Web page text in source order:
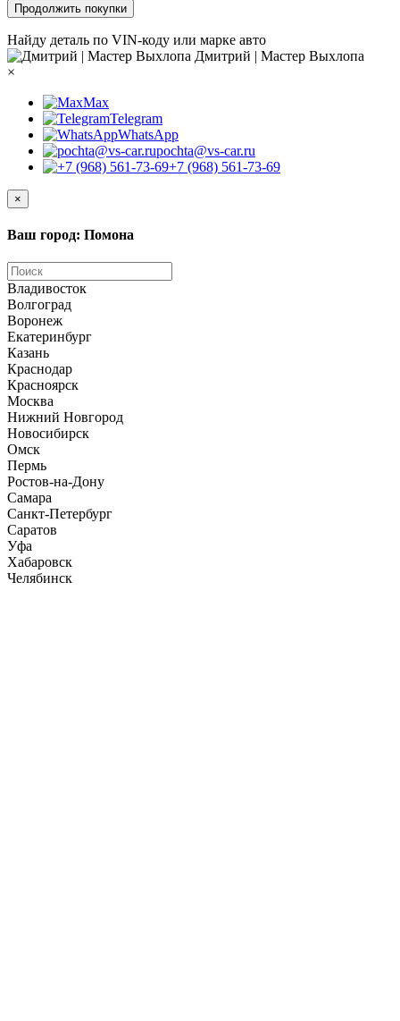
Продолжить покупки
Найду деталь по VIN-коду или марке авто
Дмитрий | Мастер Выхлопа
×
Max
Telegram
WhatsApp
pochta@vs-car.ru
+7 (968) 561-73-69
×
Ваш город: Помона
Владивосток
Волгоград
Воронеж
Екатеринбург
Казань
Краснодар
Красноярск
Москва
Нижний Новгород
Новосибирск
Омск
Пермь
Ростов-на-Дону
Самара
Санкт-Петербург
Саратов
Уфа
Хабаровск
Челябинск